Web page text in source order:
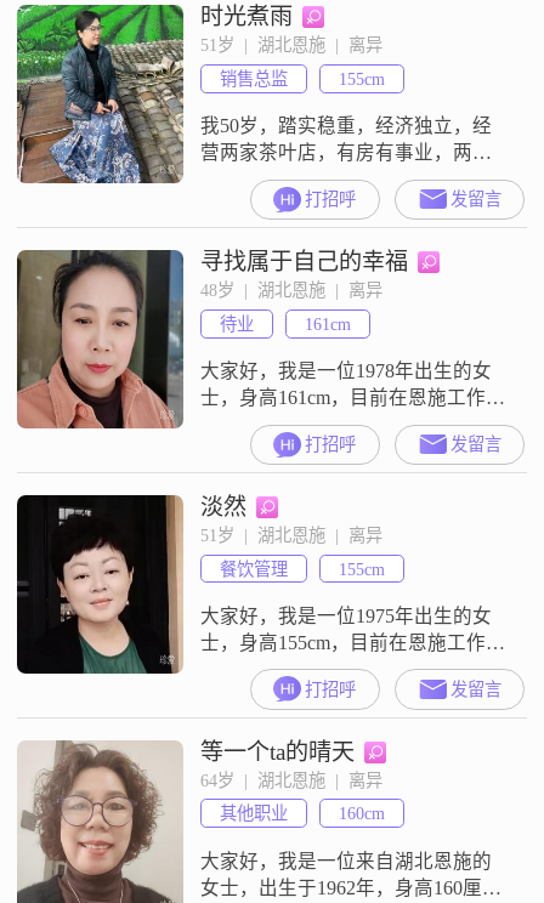
时光煮雨
51岁  |  湖北恩施  |  离异
销售总监
155cm
我50岁，踏实稳重，经济独立，经
营两家茶叶店，有房有事业，两个
女儿懂事独立。后半生想找一位条
件优于我、经济稳定、有能力、有
人脉，能彼此扶持、互相成就、真
心实意过日子的伴侣。不画饼、不
敷衍、不消耗，人品端正、做事靠
谱、懂得尊重与珍惜。我能同甘共
苦，也希望你能为我遮风挡雨。非
诚勿扰。
打招呼 发留言
寻找属于自己的幸福
48岁  |  湖北恩施  |  离异
待业
161cm
大家好，我是一位1978年出生的女
士，身高161cm，目前在恩施工作
##3002##我的月收入在12001到
20000元之间，虽然学历是中专，但
我一直保持着独立自信的生活态度
##3002##我相信，生活中的每一天
都充满了希望和可能##3002##我性
格真诚可靠，对待每一个人都充满
热情和耐心##3002##我热爱生活，
喜
打招呼 发留言
淡然
51岁  |  湖北恩施  |  离异
餐饮管理
155cm
大家好，我是一位1975年出生的女
士，身高155cm，目前在恩施工作
##3002##我的月收入在5001到8000
元之间，学历是大专##3002##我性
格开朗，总是爱笑，喜欢用乐观的
态度面对生活中的各种挑战
##3002##在生活中，我非常独立和
自信，追求事业上的成就，同时也
懂得享受当下的美好时光##3002##
我热爱生
打招呼 发留言
等一个ta的晴天
64岁  |  湖北恩施  |  离异
其他职业
160cm
大家好，我是一位来自湖北恩施的
女士，出生于1962年，身高160厘米